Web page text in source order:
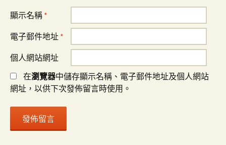
顯示名稱 *
電子郵件地址 *
個人網站網址
在瀏覽器中儲存顯示名稱、電子郵件地址及個人網站
網址，以供下次發佈留言時使用。